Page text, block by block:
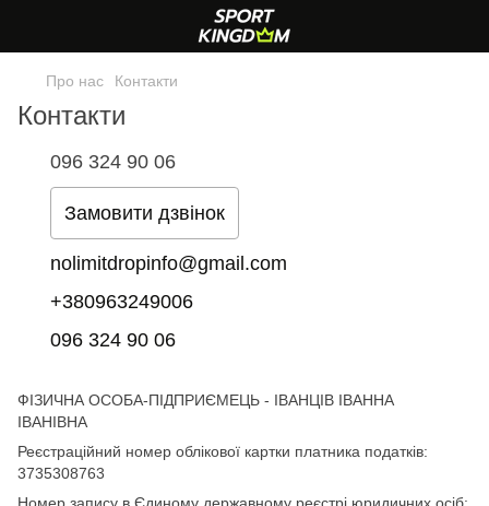
Про нас Контакти
Контакти
096 324 90 06
Замовити дзвінок
nolimitdropinfo@gmail.com
+380963249006
096 324 90 06
ФІЗИЧНА ОСОБА-ПІДПРИЄМЕЦЬ - ІВАНЦІВ ІВАННА
ІВАНІВНА
Реєстраційний номер облікової картки платника податків:
3735308763